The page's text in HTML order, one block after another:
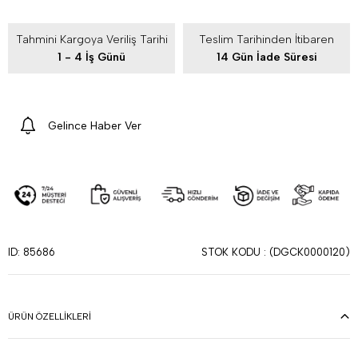
Tahmini Kargoya Veriliş Tarihi
1 - 4 İş Günü
Teslim Tarihinden İtibaren
14 Gün İade Süresi
Gelince Haber Ver
ID: 85686 STOK KODU (DGCK0000120)
ÜRÜN ÖZELLIKLERI